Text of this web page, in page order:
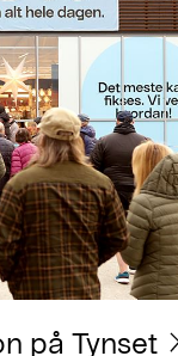
på Tynset